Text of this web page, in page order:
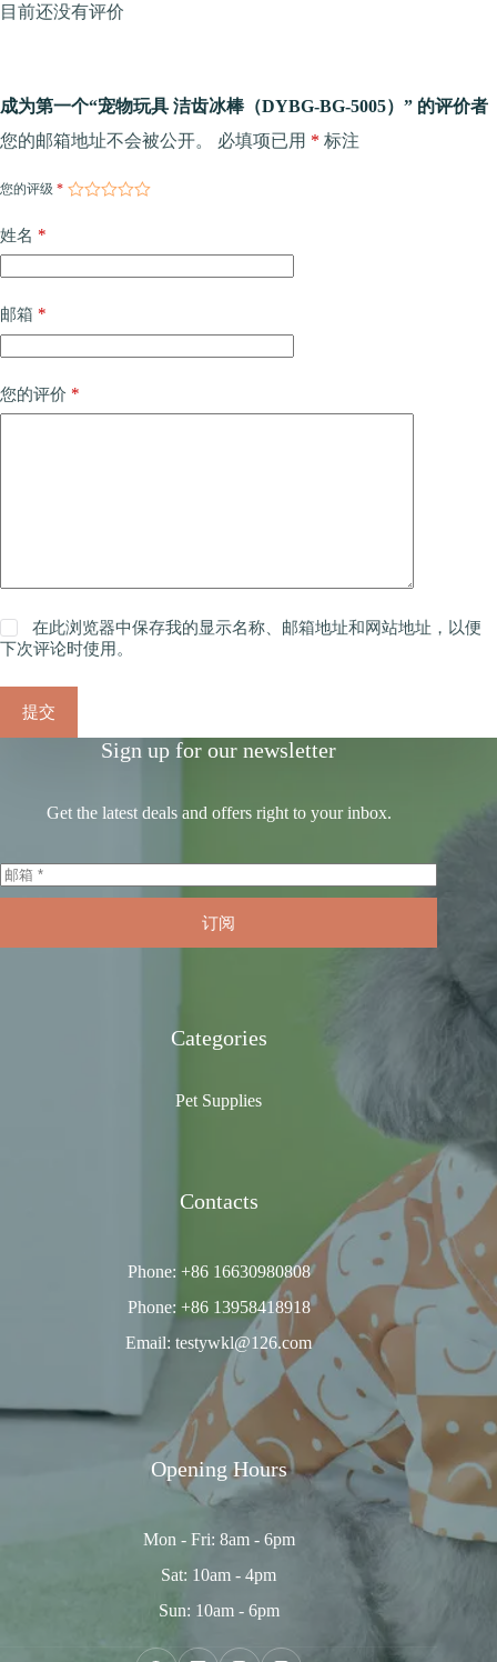
目前还没有评价
成为第一个“宠物玩具 洁齿冰棒（DYBG-BG-5005）” 的评价者
您的邮箱地址不会被公开。
必填项已用 * 标注
您的评级 *
姓名 *
邮箱 *
您的评价 *
在此浏览器中保存我的显示名称、邮箱地址和网站地址，以便
下次评论时使用。
提交
Sign up for our newsletter
Get the latest deals and offers right to your inbox.
订阅
Categories
Pet Supplies
Contacts
Phone: +86 16630980808
Phone: +86 13958418918
Email: testywkl@126.com
Opening Hours
Mon - Fri: 8am - 6pm
Sat: 10am - 4pm
Sun: 10am - 6pm